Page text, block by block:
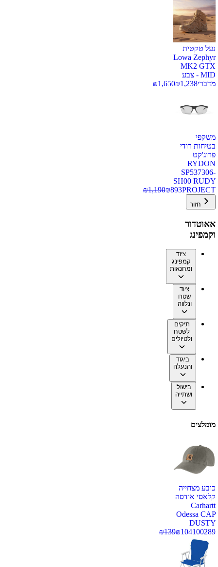
נעל טקטית
Lowa Zephyr
MK2 GTX
MID - צבע
מדברי
₪1,238
₪1,650
משקפי
בטיחות רודי
פרוג'קט
RYDON
SP537306-
SH00 RUDY
PROJECT
₪893
₪1,190
חזור
אאוטדור
וקמפינג
ציוד
קמפינג
ומחנאות
ציוד
שטח
ונלווה
תיקים
לשטח
ולטיולים
ביגוד
והנעלה
בישול
ושתייה
מומלצים
כובע מצחייה
קלאסי אודסה
Carhartt
Odessa CAP
DUSTY
100289
₪104
₪139